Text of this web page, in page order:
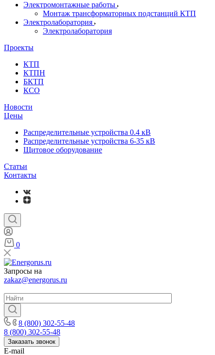
Электромонтажные работы
Монтаж трансформаторных подстанций КТП
Электролаборатория
Электролаборатория
Проекты
КТП
КТПН
БКТП
КСО
Новости
Цены
Распределительные устройства 0.4 кВ
Распределительные устройства 6-35 кВ
Щитовое оборудование
Статьи
Контакты
0
Запросы на
zakaz@energorus.ru
8 (800) 302-55-48
8 (800) 302-55-48
Заказать звонок
E-mail